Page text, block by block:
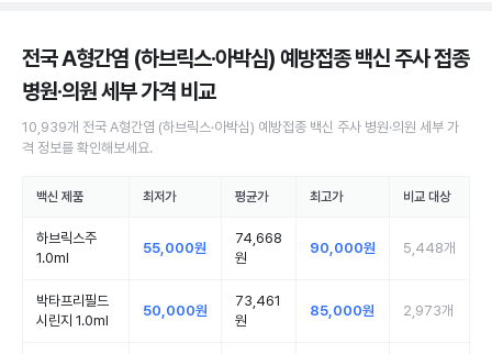
전국 A형간염 (하브릭스·아박심) 예방접종 백신 주사 접종
병원·의원세부 가격 비교
10,939개 전국 A형간염 (하브릭스·아박심) 예방접종 백신 주사 병원·의원 세부 가
격 정보를 확인해보세요.
백신 제품 최저가 평균가 최고가 비교 대상
하브릭스주
1.0ml
55,000원
74,668
원
90,000원 5,448개
박타프리필드
시린지 1.0ml
50,000원
73,461
원
85,000원 2,973개